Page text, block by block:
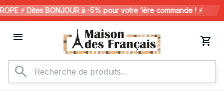
⚡️ Dites BONJOUR à -5% pour votre 1ère commande ! ⚡️